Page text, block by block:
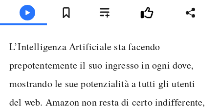
L’Intelligenza Artificiale sta facendo
prepotentemente il suo ingresso in ogni dove,
mostrando le sue potenzialità a tutti gli utenti
del web. Amazon non resta di certo indifferente,